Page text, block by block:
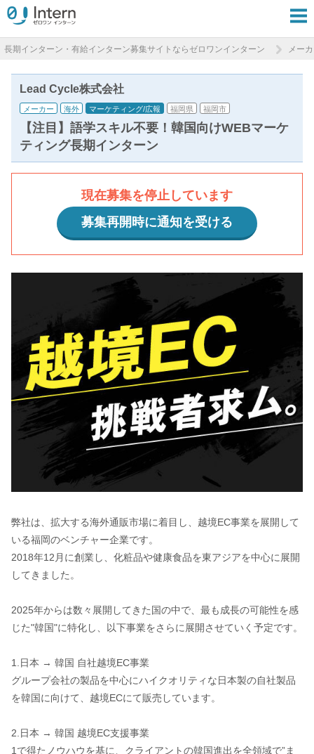
長期インターン・有給インターン募集サイトならゼロワンインターン メー
Lead Cycle株式会社
メーカー 海外 マーケティング/広報 福岡県 福岡市
【注目】語学スキル不要！韓国向けWEBマーケ
ティング長期インターン
現在募集を停止しています
募集再開時に通知を受ける
弊社は、拡大する海外通販市場に着目し、越境EC事業を展開して
いる福岡のベンチャー企業です。
2018年12月に創業し、化粧品や健康食品を東アジアを中心に展開
してきました。
2025年からは数々展開してきた国の中で、最も成長の可能性を感
じた"韓国"に特化し、以下事業をさらに展開させていく予定です。
1.日本 → 韓国 自社越境EC事業
グループ会社の製品を中心にハイクオリティな日本製の自社製品
を韓国に向けて、越境ECにて販売しています。
2.日本 → 韓国 越境EC支援事業
1で得たノウハウを基に、クライアントの韓国進出を全領域で”ま